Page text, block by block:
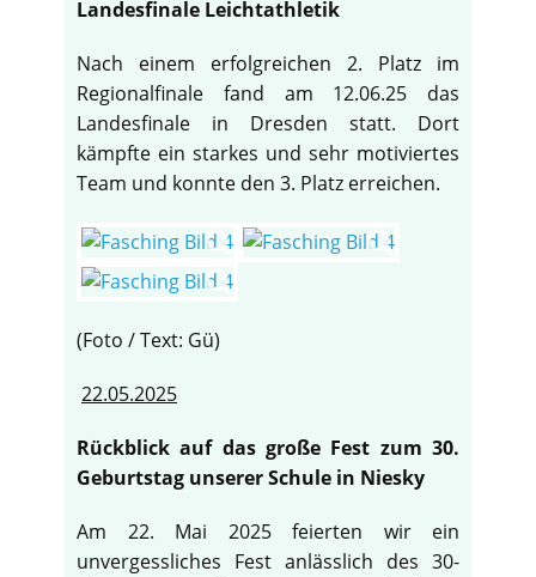
Landesfinale Leichtathletik
Nach einem erfolgreichen 2. Platz im
Regionalfinale fand am 12.06.25 das
Landesfinale in Dresden statt. Dort
kämpfte ein starkes und sehr motiviertes
Team und konnte den 3. Platz erreichen.
(Foto / Text: Gü)
22.05.2025
Rückblick auf das große Fest zum 30.
Geburtstag unserer Schule in Niesky
Am 22. Mai 2025 feierten wir ein
unvergessliches Fest anlässlich des 30-